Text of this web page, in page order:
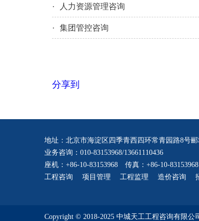
· 人力资源管理咨询
· 集团管控咨询
分享到
地址：北京市海淀区四季青西四环常青园路8号郦
业务咨询：010-83153968/13661110436
座机：+86-10-83153968 传真：+86-10-
工程咨询
项目管理 工程监理 造价咨询
Copyright © 2018-2025 中城天工工程咨询有限公